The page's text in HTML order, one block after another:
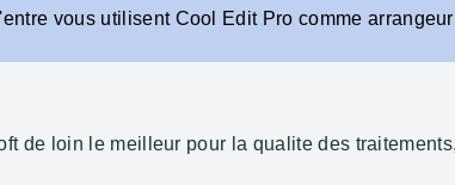
vous utilisent Cool Edit Pro comme
de loin le meilleur pour la qualite des